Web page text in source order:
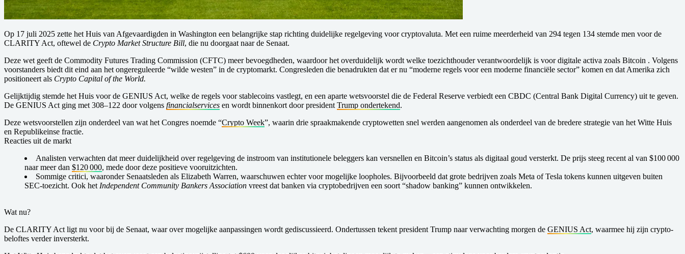
Op 17 juli 2025 zette het Huis van Afgevaardigden in Washington een belangrijke stap richting duidelijke regelgeving voor cryptovaluta. Met een ruime meerderheid van 294 tegen 134 stemde men voor de
CLARITY Act, oftewel de Crypto Market Structure Bill, die nu doorgaat naar de Senaat.
Deze wet geeft de Commodity Futures Trading Commission (CFTC) meer bevoegdheden, waardoor het overduidelijk wordt welke toezichthouder verantwoordelijk is voor digitale activa zoals Bitcoin . Volgens
voorstanders biedt dit eind aan het ongereguleerde “wilde westen” in de cryptomarkt. Congresleden die benadrukten dat er nu “moderne regels voor een moderne financiële sector” komen en dat Amerika zich
positioneert als Crypto Capital of the World.
Gelijktijdig stemde het Huis voor de GENIUS Act, welke de regels voor stablecoins vastlegt, en een aparte wetsvoorstel die de Federal Reserve verbiedt een CBDC (Central Bank Digital Currency) uit te geven.
De GENIUS Act ging met 308–122 door volgens financialservices en wordt binnenkort door president Trump ondertekend.
Deze wetsvoorstellen zijn onderdeel van wat het Congres noemde “Crypto Week”, waarin drie spraakmakende cryptowetten snel werden aangenomen als onderdeel van de bredere strategie van het Witte Huis
en Republikeinse fractie.
Reacties uit de markt
Analisten verwachten dat meer duidelijkheid over regelgeving de instroom van institutionele beleggers kan versnellen en Bitcoin’s status als digitaal goud versterkt. De prijs steeg recent al van $100 000
naar meer dan $120 000, mede door deze positieve vooruitzichten.
Sommige critici, waaronder Senaatsleden als Elizabeth Warren, waarschuwen echter voor mogelijke loopholes. Bijvoorbeeld dat grote bedrijven zoals Meta of Tesla tokens kunnen uitgeven buiten
SEC-toezicht. Ook het Independent Community Bankers Association vreest dat banken via cryptobedrijven een soort “shadow banking” kunnen ontwikkelen.
Wat nu?
De CLARITY Act ligt nu voor bij de Senaat, waar over mogelijke aanpassingen wordt gediscussieerd. Ondertussen tekent president Trump naar verwachting morgen de GENIUS Act, waarmee hij zijn crypto-
beloftes verder inversterkt.